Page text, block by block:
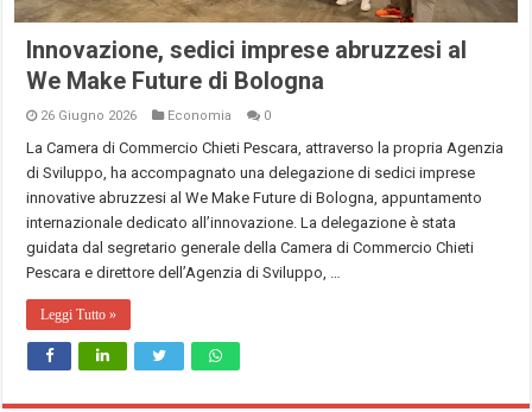
Innovazione, sedici imprese abruzzesi al
We Make Future di Bologna
26 Giugno 2026 Economia 0
La Camera di Commercio Chieti Pescara, attraverso la propria Agenzia
di Sviluppo, ha accompagnato una delegazione di sedici imprese
innovative abruzzesi al We Make Future di Bologna, appuntamento
internazionale dedicato all’innovazione. La delegazione è stata
guidata dal segretario generale della Camera di Commercio Chieti
Pescara e direttore dell’Agenzia di Sviluppo, …
Leggi Tutto »